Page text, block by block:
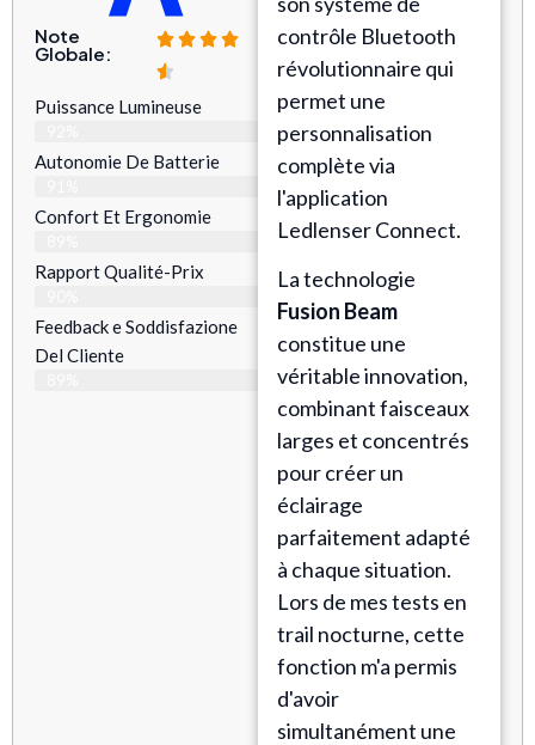
Note
Globale:
Puissance Lumineuse
Autonomie De Batterie
Confort Et Ergonomie
Rapport Qualité-Prix
Feedback e Soddisfazione
Del Cliente
contrôle Bluetooth
révolutionnaire qui
permet une
personnalisation
complète via
l'application
Ledlenser Connect.
La technologie
Fusion Beam
constitue une
véritable innovation,
combinant faisceaux
larges et concentrés
pour créer un
éclairage
parfaitement adapté
à chaque situation.
Lors de mes tests en
trail nocturne, cette
fonction m'a permis
d'avoir
simultanément une